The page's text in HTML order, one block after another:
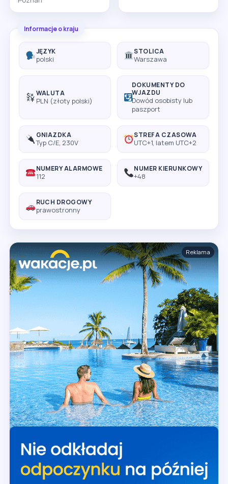
Informacje o kraju
JĘZYK
polski
STOLICA
Warszawa
WALUTA
PLN (złoty polski)
DOKUMENTY DO
WJAZDU
Dowód osobisty lub
paszport
GNIAZDKA
Typ C/E, 230V
STREFA CZASOWA
UTC+1, latem UTC+2
NUMERY ALARMOWE
112
NUMER KIERUNKOWY
+48
RUCH DROGOWY
prawostronny
Reklama